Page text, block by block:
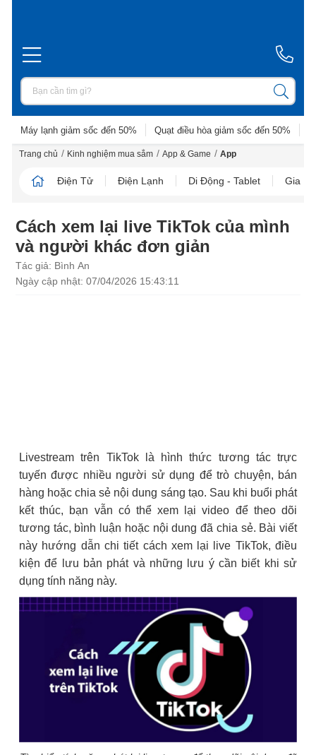
Máy lạnh giảm sốc đến 50% Quạt điều hòa giảm sốc đến 50%
Trang chủ / Kinh nghiệm mua sắm / App & Game / App
Điện Tử Điện Lạnh Di Động - Tablet Gia
Cách xem lại live TikTok của mình
và người khác đơn giản
Tác giả: Bình An
Ngày cập nhật: 07/04/2026 15:43:11
Livestream trên TikTok là hình thức tương tác trực
tuyến được nhiều người sử dụng để trò chuyện, bán
hàng hoặc chia sẻ nội dung sáng tạo. Sau khi buổi phát
kết thúc, bạn vẫn có thể xem lại video để theo dõi
tương tác, bình luận hoặc nội dung đã chia sẻ. Bài viết
này hướng dẫn chi tiết cách xem lại live TikTok, điều
kiện để lưu bản phát và những lưu ý cần biết khi sử
dụng tính năng này.